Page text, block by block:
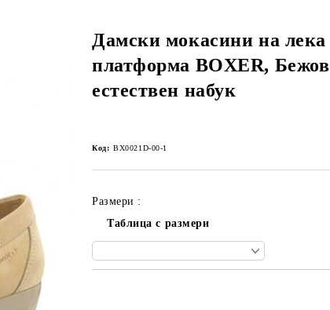
Дамски мокасини на лека
платформа BOXER, Бежов
естествен набук
Код: BX0021D-00-1
Размери :
Таблица с размери